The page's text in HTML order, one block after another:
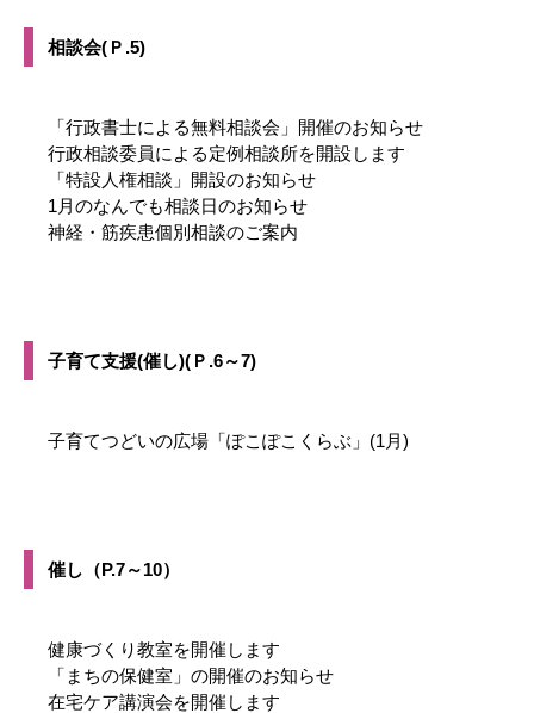
相談会(Ｐ.5)
「行政書士による無料相談会」開催のお知らせ
行政相談委員による定例相談所を開設します
「特設人権相談」開設のお知らせ
1月のなんでも相談日のお知らせ
神経・筋疾患個別相談のご案内
子育て支援(催し)(Ｐ.6～7)
子育てつどいの広場「ぽこぽこくらぶ」(1月)
催し（P.7～10）
健康づくり教室を開催します
「まちの保健室」の開催のお知らせ
在宅ケア講演会を開催します